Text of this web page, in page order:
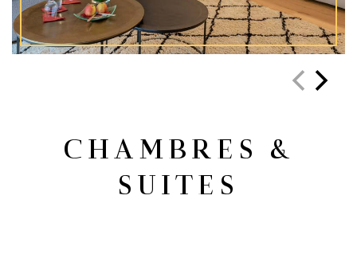
CHAMBRES &
SUITES